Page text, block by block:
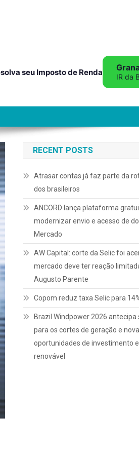
seu Imposto de Renda IR da
RECENT POSTS
Atrasar contas já faz parte da
dos brasileiros
ANCORD lança plataforma
modernizar envio e acesso de
Mercado
AW Capital: corte da Selic foi
mercado deve ter reação
Augusto Parente
Copom reduz taxa Selic para
Brazil Windpower 2026 antecipa
para os cortes de geração e
oportunidades de investimento
renovável